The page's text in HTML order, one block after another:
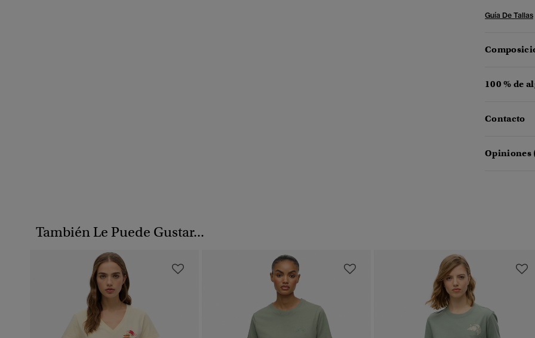
Guía De Tallas
100 % de
Contacto
Opiniones
También Le Puede Gustar...